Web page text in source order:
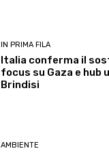
IN PRIMA FILA
Italia conferma il
focus su Gaza e hub
Brindisi
AMBIENTE